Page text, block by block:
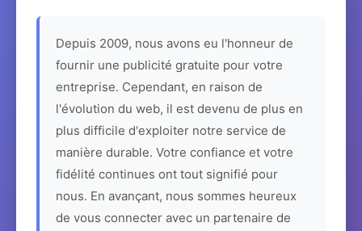
Depuis 2009, nous avons eu l'honneur de
fournir une publicité gratuite pour votre
entreprise. Cependant, en raison de
l'évolution du web, il est devenu de plus en
plus difficile d'exploiter notre service de
manière durable. Votre confiance et votre
fidélité continues ont tout signifié pour
nous. En avançant, nous sommes heureux
de vous connecter avec un partenaire de